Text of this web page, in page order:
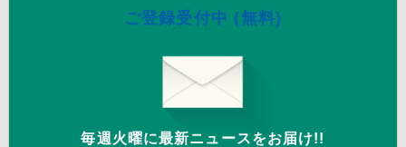
ご登録受付中 (無料)
毎週火曜に最新ニュースをお届け!!